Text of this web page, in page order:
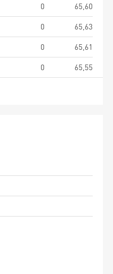
0
65,60
0
65,63
0
65,61
0 65,55